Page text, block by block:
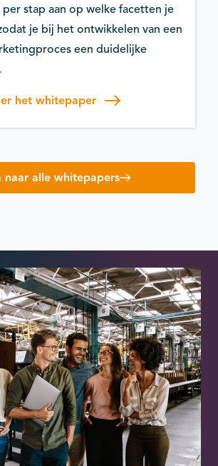
stap aan op welke facetten je
je bij het ontwikkelen van een
een duidelijke
het whitepaper
naar alle whitepapers